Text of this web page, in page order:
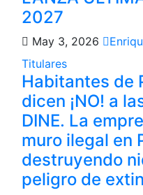
2027
May 3, 2026
Titulares
Habitantes de
dicen ¡NO! a
DINE. La
muro ilegal en
destruyendo
peligro de